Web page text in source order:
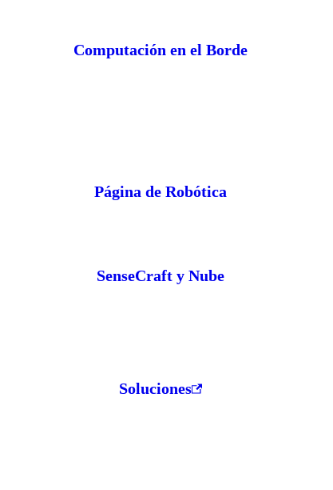
Computación en el Borde
Página de Robótica
SenseCraft y Nube
Soluciones